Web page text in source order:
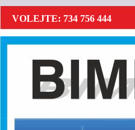
VOLEJTE: 734 756 444